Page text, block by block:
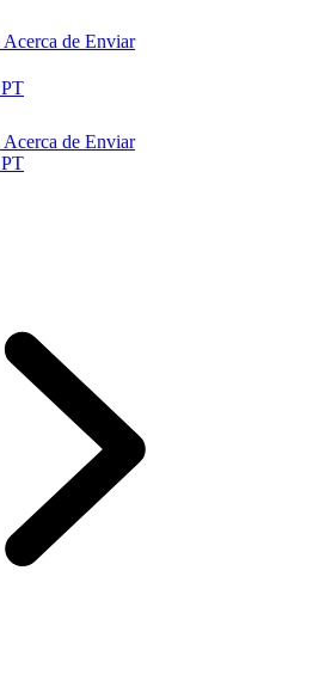
Acerca de Enviar
PT
Acerca de Enviar
PT